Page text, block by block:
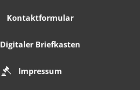
Kontaktformular
Digitaler Briefkasten
Impressum